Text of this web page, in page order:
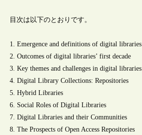
目次は以下のとおりです。
1. Emergence and definitions of digital libraries
2. Outcomes of digital libraries’ first decade
3. Key themes and challenges in digital libraries
4. Digital Library Collections: Repositories
5. Hybrid Libraries
6. Social Roles of Digital Libraries
7. Digital Libraries and their Communities
8. The Prospects of Open Access Repositories